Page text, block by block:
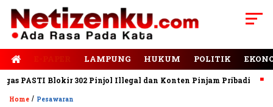
LAMPUNG HUKUM POLITIK
PASTI Blokir 302 Pinjol Illegal dan Konten Pinjam Pribadi
Home / Pesawaran